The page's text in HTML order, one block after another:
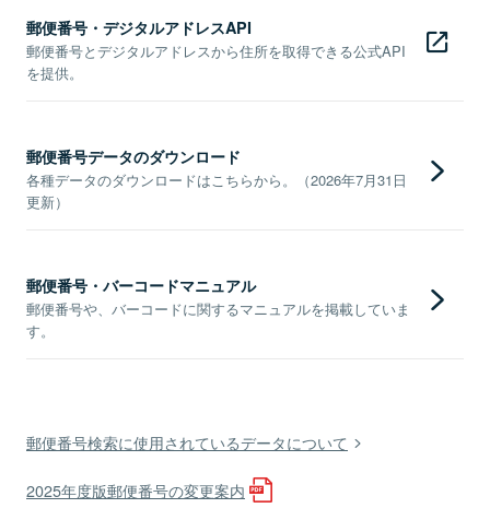
郵便番号・デジタルアドレスAPI
郵便番号とデジタルアドレスから住所を取得できる公式API
を提供。
郵便番号データのダウンロード
各種データのダウンロードはこちらから。（2026年7月31日
更新）
郵便番号・バーコードマニュアル
郵便番号や、バーコードに関するマニュアルを掲載していま
す。
郵便番号検索に使用されているデータについて
2025年度版郵便番号の変更案内